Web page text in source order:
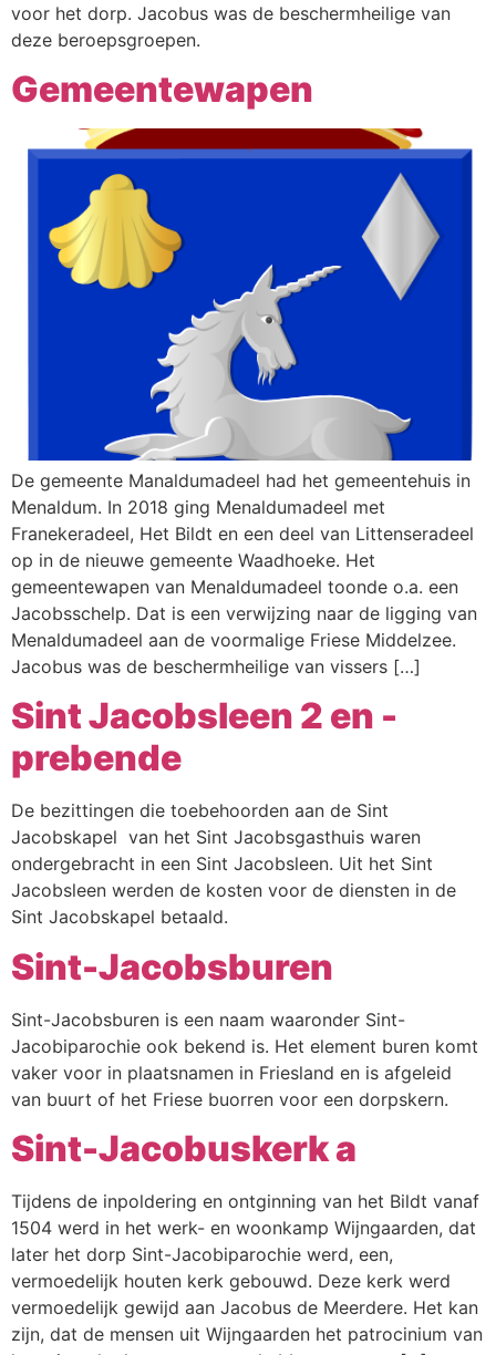
voor het dorp. Jacobus was de beschermheilige van
deze beroepsgroepen.
Gemeentewapen
De gemeente Manaldumadeel had het gemeentehuis in
Menaldum. In 2018 ging Menaldumadeel met
Franekeradeel, Het Bildt en een deel van Littenseradeel
op in de nieuwe gemeente Waadhoeke. Het
gemeentewapen van Menaldumadeel toonde o.a. een
Jacobsschelp. Dat is een verwijzing naar de ligging van
Menaldumadeel aan de voormalige Friese Middelzee.
Jacobus was de beschermheilige van vissers […]
Sint Jacobsleen 2 en -
prebende
De bezittingen die toebehoorden aan de Sint
Jacobskapel van het Sint Jacobsgasthuis waren
ondergebracht in een Sint Jacobsleen. Uit het Sint
Jacobsleen werden de kosten voor de diensten in de
Sint Jacobskapel betaald.
Sint-Jacobsburen
Sint-Jacobsburen is een naam waaronder Sint-
Jacobiparochie ook bekend is. Het element buren komt
vaker voor in plaatsnamen in Friesland en is afgeleid
van buurt of het Friese buorren voor een dorpskern.
Sint-Jacobuskerk a
Tijdens de inpoldering en ontginning van het Bildt vanaf
1504 werd in het werk- en woonkamp Wijngaarden, dat
later het dorp Sint-Jacobiparochie werd, een,
vermoedelijk houten kerk gebouwd. Deze kerk werd
vermoedelijk gewijd aan Jacobus de Meerdere. Het kan
zijn, dat de mensen uit Wijngaarden het patrocinium van